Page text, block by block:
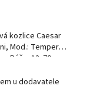
kozlice Caesar
Mod.: Temper
Ráže: 12x70mm
u dodavatele